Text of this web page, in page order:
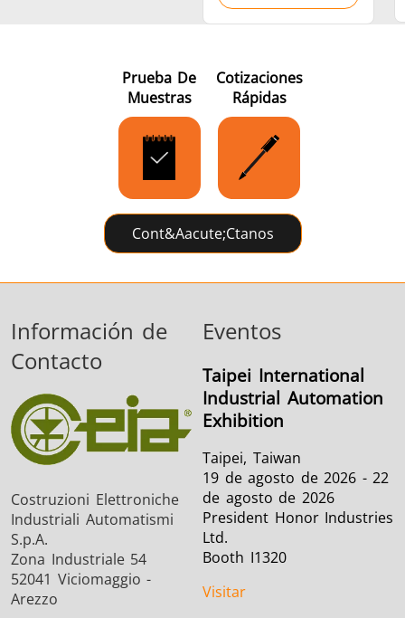
Prueba De
Muestras
Cotizaciones
Rápidas
Cont&aacute;ctanos
Información de
Contacto
Costruzioni Elettroniche
Industriali Automatismi
S.p.A.
Zona Industriale 54
52041 Viciomaggio -
Arezzo
Eventos
Taipei International
Industrial Automation
Exhibition
Taipei, Taiwan
19 de agosto de 2026 - 22
de agosto de 2026
President Honor Industries
Ltd.
Booth I1320
Visitar